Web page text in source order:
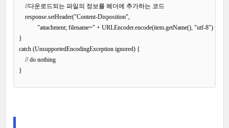
    //다운로드되는 파일의 정보를 헤더에 추가하는 코드
    response.setHeader("Content-Disposition",
"attachment; filename=" + URLEncoder.encode(item.getName(), "utf-8") +
}
catch (UnsupportedEncodingException ignored) {
    // do nothing